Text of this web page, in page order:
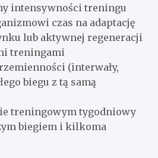
intensywności treningu
czas na adaptację
lub aktywnej regeneracji
treningami
(interwały,
biegu z tą samą
treningowym tygodniowy
biegiem i kilkoma